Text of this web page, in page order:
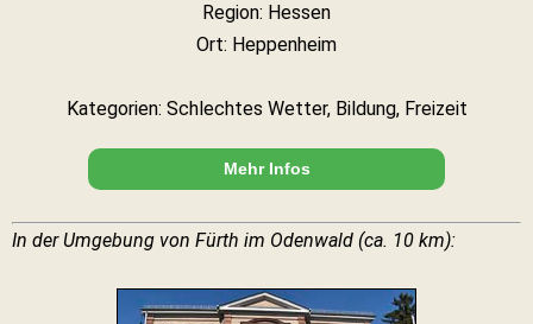
Region: Hessen
Ort: Heppenheim
Kategorien: Schlechtes Wetter, Bildung, Freizeit
Mehr Infos
In der Umgebung von Fürth im Odenwald (ca. 10 km):